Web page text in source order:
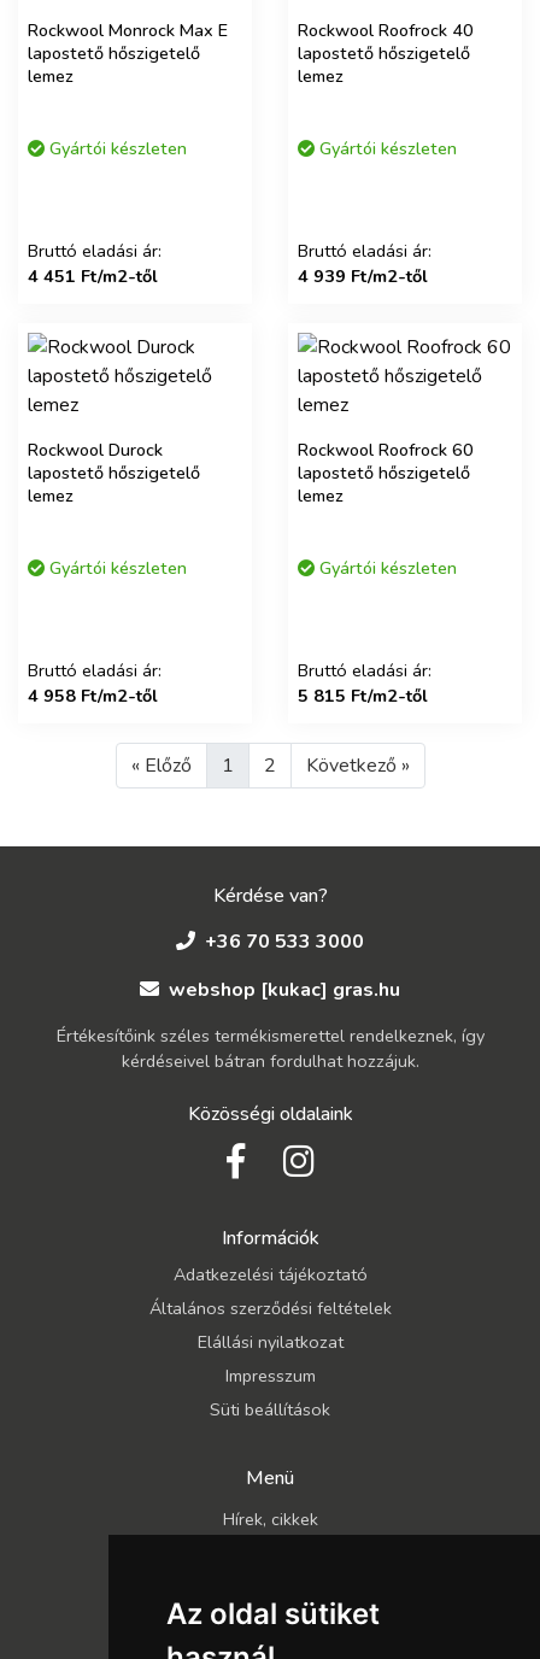
Az oldal sütiket
Rockwool Monrock Max E
lapostető hőszigetelő
lemez
Gyártói készleten
Bruttó eladási ár:
4 451 Ft/m2-től
Rockwool Roofrock 40
lapostető hőszigetelő
lemez
Gyártói készleten
Bruttó eladási ár:
4 939 Ft/m2-től
Rockwool Durock
lapostető hőszigetelő
lemez
Gyártói készleten
Bruttó eladási ár:
4 958 Ft/m2-től
Rockwool Roofrock 60
lapostető hőszigetelő
lemez
Gyártói készleten
Bruttó eladási ár:
5 815 Ft/m2-től
« Előző 1 2 Következő »
Kérdése van?
+36 70 533 3000
webshop [kukac] gras.hu
Értékesítőink széles termékismerettel rendelkeznek, így
kérdéseivel bátran fordulhat hozzájuk.
Közösségi oldalaink
Információk
Adatkezelési tájékoztató
Általános szerződési feltételek
Elállási nyilatkozat
Impresszum
Süti beállítások
Menü
Hírek, cikkek
Rólunk
Szállítás és fizetés